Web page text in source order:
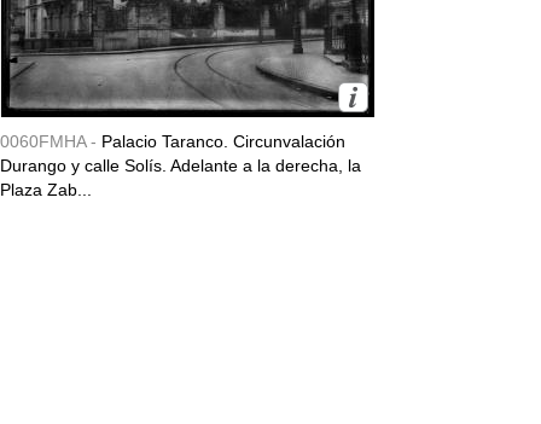
0060FMHA - Palacio Taranco. Circunvalación
Durango y calle Solís. Adelante a la derecha, la
Plaza Zab...